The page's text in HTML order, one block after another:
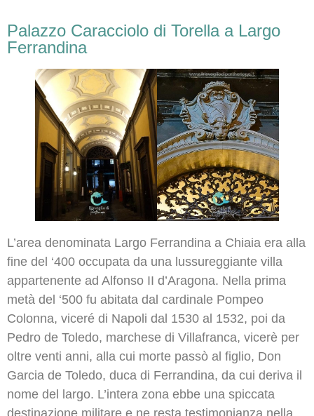
Palazzo Caracciolo di Torella a Largo
Ferrandina
L’area denominata Largo Ferrandina a Chiaia era alla
fine del ‘400 occupata da una lussureggiante villa
appartenente ad Alfonso II d’Aragona. Nella prima
metà del ‘500 fu abitata dal cardinale Pompeo
Colonna, viceré di Napoli dal 1530 al 1532, poi da
Pedro de Toledo, marchese di Villafranca, vicerè per
oltre venti anni, alla cui morte passò al figlio, Don
Garcia de Toledo, duca di Ferrandina, da cui deriva il
nome del largo. L’intera zona ebbe una spiccata